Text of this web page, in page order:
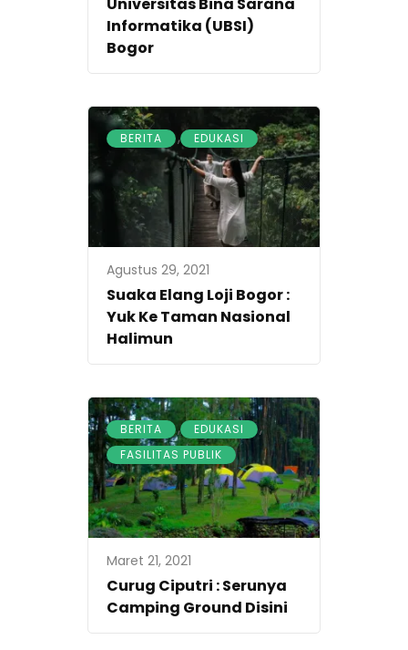
Informatika (UBSI)
Bogor
BERITA , EDUKASI
Agustus 29, 2021
Suaka Elang Loji Bogor :
Yuk Ke Taman Nasional
Halimun
BERITA , EDUKASI ,
FASILITAS PUBLIK
Maret 21, 2021
Curug Ciputri : Serunya
Camping Ground Disini